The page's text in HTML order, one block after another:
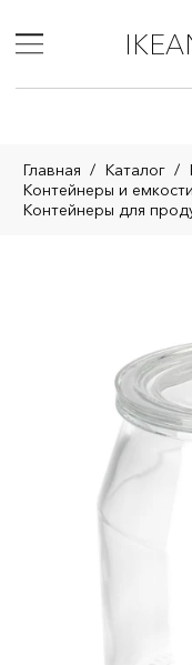
Главная / Каталог /
Контейнеры и
Контейнеры для